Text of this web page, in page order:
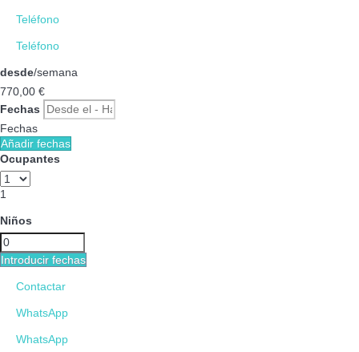
Teléfono
Teléfono
desde/semana
770, 00 €
Fechas
Fechas
Añadir fechas
Ocupantes
1
Niños
Introducir fechas
Contactar
WhatsApp
WhatsApp